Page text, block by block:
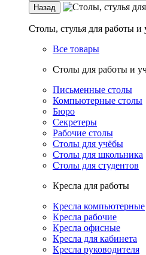
Назад
Столы, стулья для работы и
Все товары
Столы для работы и
Письменные столы
Компьютерные столы
Бюро
Секретеры
Рабочие столы
Столы для учёбы
Столы для школьника
Столы для студентов
Кресла для работы
Кресла компьютерные
Кресла рабочие
Кресла офисные
Кресла для кабинета
Кресла руководителя